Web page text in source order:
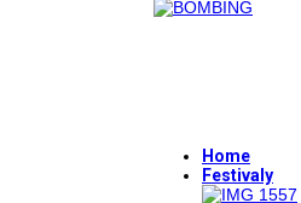
Home
Festivaly